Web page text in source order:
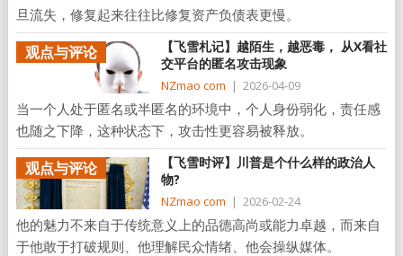
旦流失，修复起来往往比修复资产负债表更慢。
观点与评论
【飞雪札记】越陌生，越恶毒， 从X看社
交平台的匿名攻击现象
NZmao com | 2026-04-09
当一个人处于匿名或半匿名的环境中，个人身份弱化，责任感
也随之下降，这种状态下，攻击性更容易被释放。
观点与评论
【飞雪时评】川普是个什么样的政治人
物?
NZmao com | 2026-02-24
他的魅力不来自于传统意义上的品德高尚或能力卓越，而来自
于他敢于打破规则、他理解民众情绪、他会操纵媒体。